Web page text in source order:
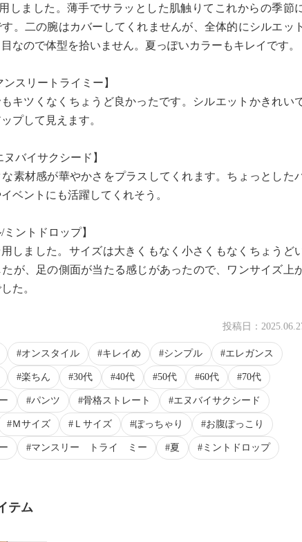
しました。薄手でサラッとした肌触りてこれからの季節
。二の腕はカバーしてくれませんが、全体的にシルエット
なので体型を拾いません。夏っぽいカラーもキレイです。
ンスリートライミー】
キツくなくちょうど良かったです。シルエットかきれい
プして見えます。
ヌバイサクシード】
な素材感が華やかさをプラスしてくれます。ちょっとした
ベントにも活躍してくれそう。
ミントドロップ】
しました。サイズは大きくもなく小さくもなくちょうど
が、足の側面が当たる感じがあったので、ワンサイズ上
た。
投稿日：
オンスタイル キレイめ シンプル エレガンス
楽ちん 30代 40代 50代 60代 70代
パンツ 骨格ストレート エヌバイサクシード
Ｍサイズ Ｌサイズ ぽっちゃり お腹ぽっこり
マンスリー トライ ミー 夏 ミントドロップ
テム